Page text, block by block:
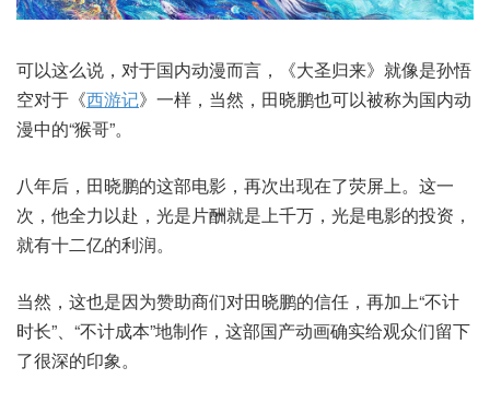
可以这么说，对于国内动漫而言，《大圣归来》就像是孙悟
空对于《西游记》一样，当然，田晓鹏也可以被称为国内动
漫中的“猴哥”。
八年后，田晓鹏的这部电影，再次出现在了荧屏上。这一
次，他全力以赴，光是片酬就是上千万，光是电影的投资，
就有十二亿的利润。
当然，这也是因为赞助商们对田晓鹏的信任，再加上“不计
时长”、“不计成本”地制作，这部国产动画确实给观众们留下
了很深的印象。